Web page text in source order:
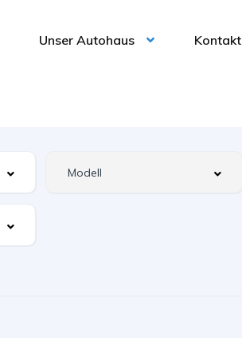
Unser Autohaus Kontakt